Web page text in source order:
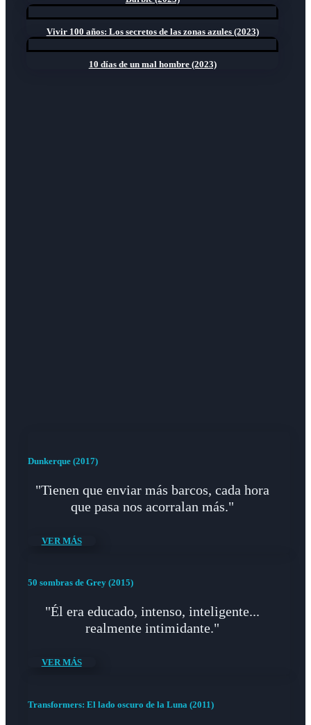
Vivir 100 años: Los secretos de las zonas azules (2023)
10 días de un mal hombre (2023)
Dunkerque (2017)
"Tienen que enviar más barcos, cada hora
que pasa nos acorralan más."
VER MÁS
50 sombras de Grey (2015)
"Él era educado, intenso, inteligente...
realmente intimidante."
VER MÁS
Transformers: El lado oscuro de la Luna (2011)